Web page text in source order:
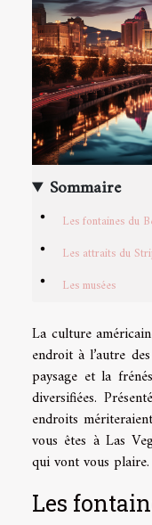
Sommaire
Les fontaines du
Les attraits du
Les musées
La culture
endroit à l’autre
paysage et la
diversifiées.
endroits
vous êtes à Las
qui vont vous plaire.
Les